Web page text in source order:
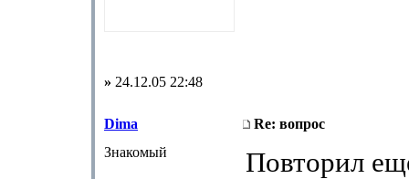
» 24.12.05 22:48
Dima
Re: вопрос
Знакомый
Повторил